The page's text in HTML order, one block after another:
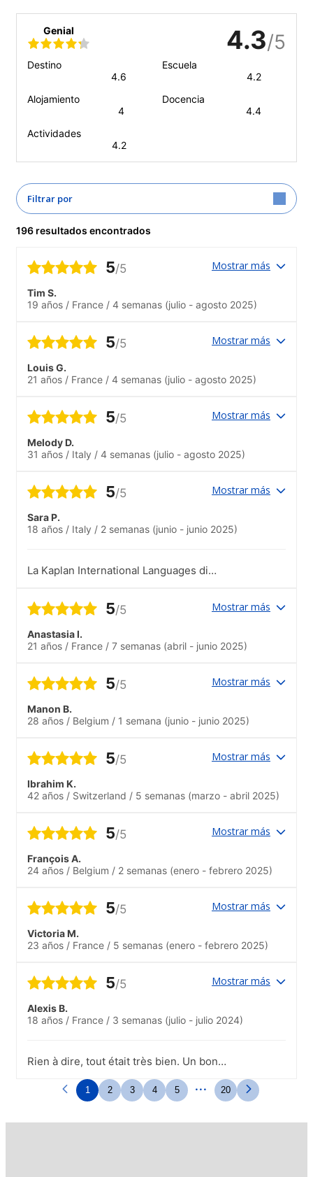
Genial 4.3/5
Destino
4.6
Escuela
4.2
Alojamiento
4
Docencia
4.4
Actividades
4.2
Filtrar por
196 resultados encontrados
5/5 Mostrar más
Tim S.
19 años / France / 4 semanas (julio - agosto 2025)
5/5 Mostrar más
Louis G.
21 años / France / 4 semanas (julio - agosto 2025)
5/5 Mostrar más
Melody D.
31 años / Italy / 4 semanas (julio - agosto 2025)
5/5 Mostrar más
Sara P.
18 años / Italy / 2 semanas (junio - junio 2025)
La Kaplan International Languages di
internazionale, gli insegnanti sono
insegnamento è efficace e coinvolgente.
Un’ottima esperienza per migliorare
mondo.
5/5 Mostrar más
Anastasia I.
21 años / France / 7 semanas (abril - junio 2025)
5/5 Mostrar más
Manon B.
28 años / Belgium / 1 semana (junio - junio 2025)
5/5 Mostrar más
Ibrahim K.
42 años / Switzerland / 5 semanas (marzo - abril 2025)
5/5 Mostrar más
François A.
24 años / Belgium / 2 semanas (enero - febrero 2025)
5/5 Mostrar más
Victoria M.
23 años / France / 5 semanas (enero - febrero 2025)
5/5 Mostrar más
Alexis B.
18 años / France / 3 semanas (julio - julio 2024)
Rien à dire, tout était très bien. Un bon
1 2 3 4 5 ... 20